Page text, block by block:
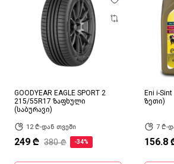
GOODYEAR EAGLE SPORT 2
215/55R17 ზაფხული
(საბურავი)
12 ₾-დან თვეში
249 ₾ 380 ₾ -34%
Eni i-
ზეთი)
7 ₾-
156.8